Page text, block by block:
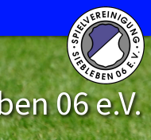
06 e.V.